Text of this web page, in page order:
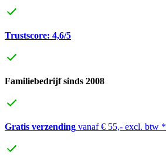
Trustscore: 4,6/5
Familiebedrijf sinds 2008
Gratis verzending vanaf € 55,- excl. btw *